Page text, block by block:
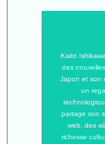
Kaito
des
Japon et son
un
partage son
web, des
richesse